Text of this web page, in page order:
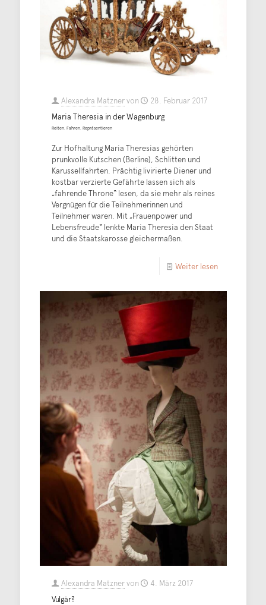
Alexandra Matznervon
28. Februar 2017
Maria Theresia in der Wagenburg
Reiten, Fahren, Repräsentieren
Zur Hofhaltung Maria Theresias gehörten
prunkvolle Kutschen (Berline), Schlitten und
Karussellfahrten. Prächtig livirierte Diener und
kostbar verzierte Gefährte lassen sich als
„fahrende Throne“ lesen, da sie mehr als reines
Vergnügen für die Teilnehmerinnen und
Teilnehmer waren. Mit „Frauenpower und
Lebensfreude“ lenkte Maria Theresia den Staat
und die Staatskarosse gleichermaßen.
Weiter lesen
Alexandra Matznervon
4. März 2017
Vulgär?